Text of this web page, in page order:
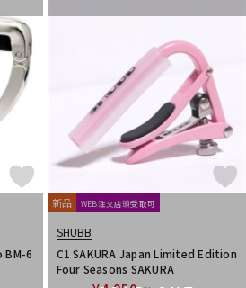
prohands
PROPIK
PYRAMID
Vintage
Richter Straps
RIGHTON STRAPS
Roadie
ROMBO
Ron Ellis Pickups
Sadowsky Guitars Sago
Schlagwerk Percussion
SEIKO Seki Sound
SEQUENZ
BM-6
新品 WEB注文店頭受取可
SHUBB
C1 SAKURA Japan Limited Edition
Four Seasons SAKURA